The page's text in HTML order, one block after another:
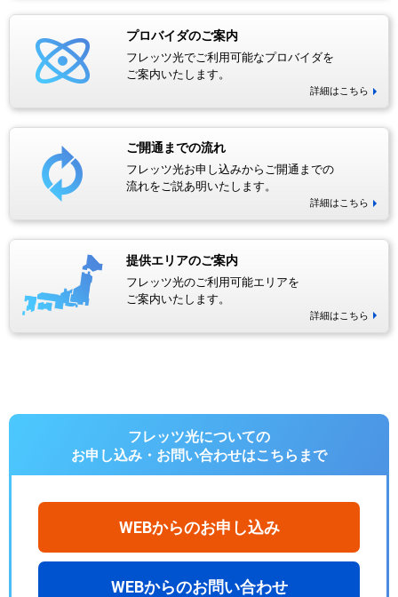
プロバイダのご案内
フレッツ光でご利用可能なプロバイダを
ご案内いたします。
詳細はこちら
ご開通までの流れ
フレッツ光お申し込みからご開通までの
流れをご説あ明いたします。
詳細はこちら
提供エリアのご案内
フレッツ光のご利用可能エリアを
ご案内いたします。
詳細はこちら
フレッツ光についての
お申し込み・お問い合わせはこちらまで
WEBからのお申し込み
WEBからのお問い合わせ